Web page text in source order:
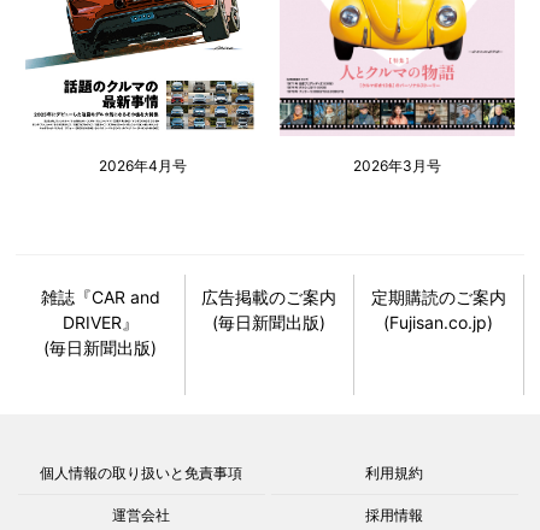
2026年4月号 2026年3月号
雑誌『CAR and
DRIVER』
(毎日新聞出版)
広告掲載のご案内
(毎日新聞出版)
定期購読のご案内
(Fujisan.co.jp)
個人情報の取り扱いと免責事項 利用規約
運営会社 採用情報